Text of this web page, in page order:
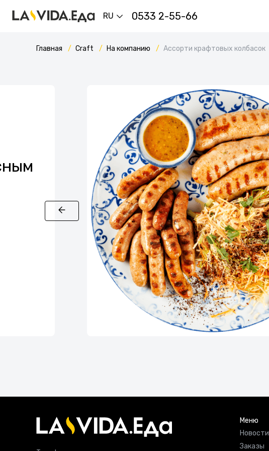
RU 0533 2-55-66
Главная Craft На компанию Ассорти крафтовых колбасок
Меню
Новости
Заказы